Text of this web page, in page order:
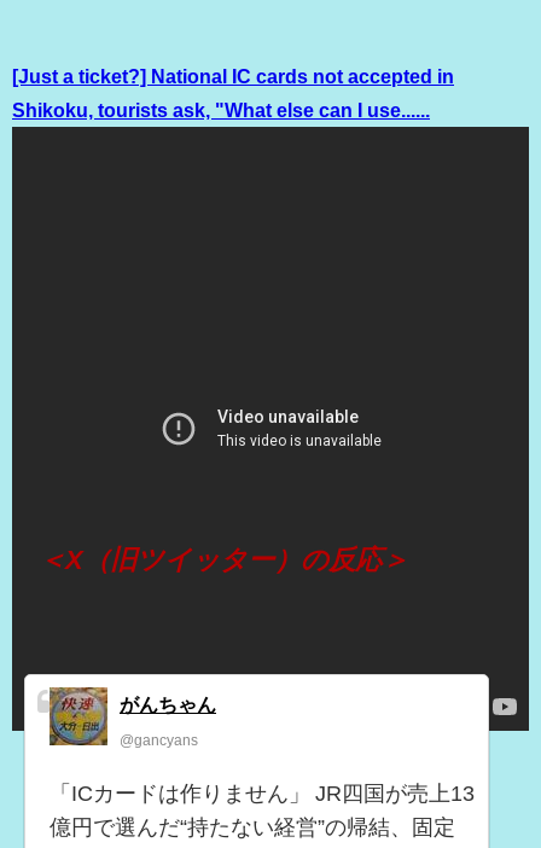
[Just a ticket?] National IC cards not accepted in
Shikoku, tourists ask, "What else can I use......
＜X（旧ツイッター）の反応＞
がんちゃん
@gancyans
「ICカードは作りません」 JR四国が売上13
億円で選んだ“持たない経営”の帰結、固定